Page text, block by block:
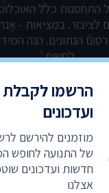
הרשמו
ועדכונים
מוזמנים להירשם
של התנועה לחופש
חדשות ועדכונים
אצלנו
התחסנות כלל
לציבור. במציאות -
הנתונים. הנה
לחשוף
לפרויקט המלא